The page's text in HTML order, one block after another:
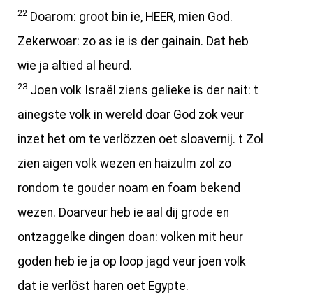
22 Doarom: groot bin ie, HEER, mien God.
Zekerwoar: zo as ie is der gainain. Dat heb
wie ja altied al heurd.
23 Joen volk Israël ziens gelieke is der nait: t
ainegste volk in wereld doar God zok veur
inzet het om te verlözzen oet sloavernij. t Zol
zien aigen volk wezen en haizulm zol zo
rondom te gouder noam en foam bekend
wezen. Doarveur heb ie aal dij grode en
ontzaggelke dingen doan: volken mit heur
goden heb ie ja op loop jagd veur joen volk
dat ie verlöst haren oet Egypte.